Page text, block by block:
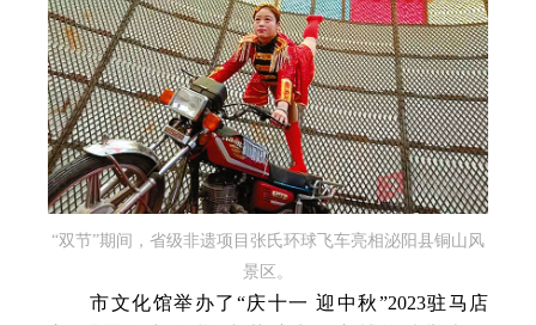
“双节”期间，省级非遗项目张氏环球飞车亮相泌阳县铜山风
景区。
市文化馆举办了“庆十一 迎中秋”2023驻马店